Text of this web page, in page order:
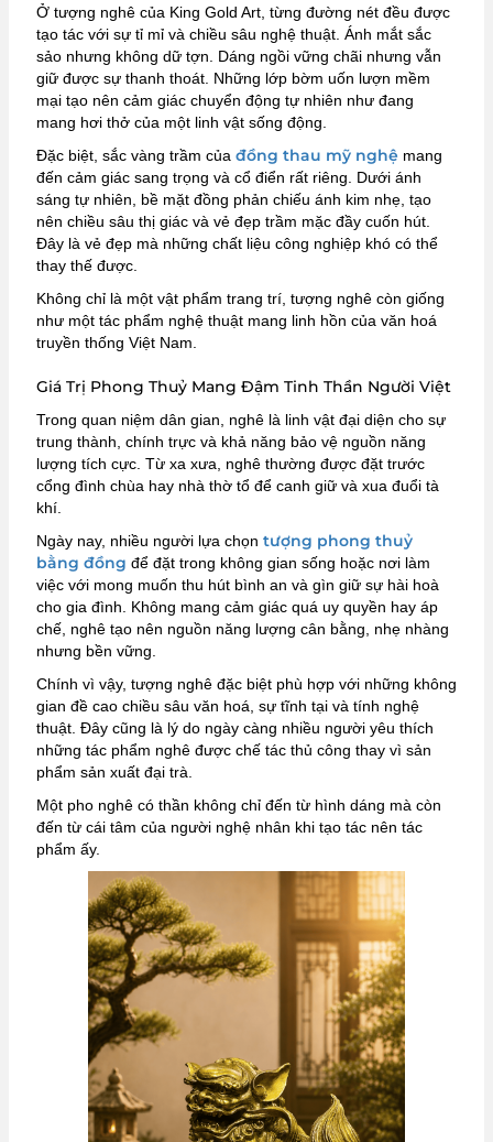
Ở tượng nghê của King Gold Art, từng đường nét đều được
tạo tác với sự tỉ mỉ và chiều sâu nghệ thuật. Ánh mắt sắc
sảo nhưng không dữ tợn. Dáng ngồi vững chãi nhưng vẫn
giữ được sự thanh thoát. Những lớp bờm uốn lượn mềm
mại tạo nên cảm giác chuyển động tự nhiên như đang
mang hơi thở của một linh vật sống động.
Đặc biệt, sắc vàng trầm của đồng thau mỹ nghệ mang
đến cảm giác sang trọng và cổ điển rất riêng. Dưới ánh
sáng tự nhiên, bề mặt đồng phản chiếu ánh kim nhẹ, tạo
nên chiều sâu thị giác và vẻ đẹp trầm mặc đầy cuốn hút.
Đây là vẻ đẹp mà những chất liệu công nghiệp khó có thể
thay thế được.
Không chỉ là một vật phẩm trang trí, tượng nghê còn giống
như một tác phẩm nghệ thuật mang linh hồn của văn hoá
truyền thống Việt Nam.
Giá Trị Phong Thuỷ Mang Đậm Tinh Thần Người Việt
Trong quan niệm dân gian, nghê là linh vật đại diện cho sự
trung thành, chính trực và khả năng bảo vệ nguồn năng
lượng tích cực. Từ xa xưa, nghê thường được đặt trước
cổng đình chùa hay nhà thờ tổ để canh giữ và xua đuổi tà
khí.
Ngày nay, nhiều người lựa chọn tượng phong thuỷ
bằng đồng để đặt trong không gian sống hoặc nơi làm
việc với mong muốn thu hút bình an và gìn giữ sự hài hoà
cho gia đình. Không mang cảm giác quá uy quyền hay áp
chế, nghê tạo nên nguồn năng lượng cân bằng, nhẹ nhàng
nhưng bền vững.
Chính vì vậy, tượng nghê đặc biệt phù hợp với những không
gian đề cao chiều sâu văn hoá, sự tĩnh tại và tính nghệ
thuật. Đây cũng là lý do ngày càng nhiều người yêu thích
những tác phẩm nghê được chế tác thủ công thay vì sản
phẩm sản xuất đại trà.
Một pho nghê có thần không chỉ đến từ hình dáng mà còn
đến từ cái tâm của người nghệ nhân khi tạo tác nên tác
phẩm ấy.